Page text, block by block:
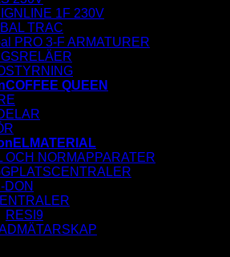
1F 230V
TRAC
PRO 3-F ARMATURER
COFFEE QUEEN
ELMATERIAL
OCH NORMAPPARATER
DON
RESI9